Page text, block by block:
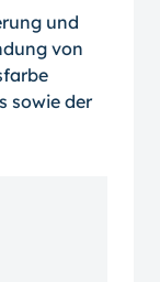
und
von
sowie der